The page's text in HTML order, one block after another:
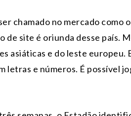
chamado no mercado como
de site é oriunda desse país.
asiáticas e do leste europeu.
letras e números. É possível